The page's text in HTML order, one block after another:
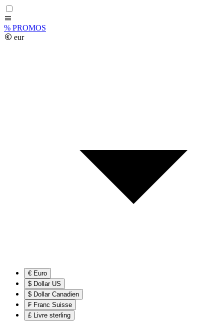
% PROMOS
eur
€ Euro
$ Dollar US
$ Dollar Canadien
₣ Franc Suisse
£ Livre sterling